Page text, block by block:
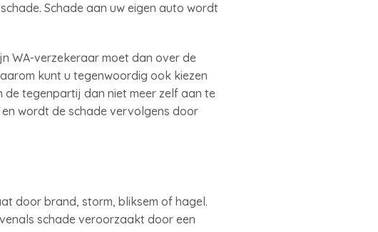
Schade aan uw eigen auto wordt
WA-verzekeraar moet dan over de
kunt u tegenwoordig ook kiezen
tegenpartij dan niet meer zelf aan te
wordt de schade vervolgens door
door brand, storm, bliksem of hagel.
schade veroorzaakt door een